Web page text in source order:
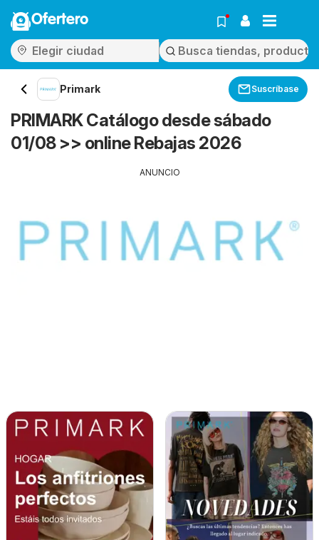
Ofertero
Primark Suscríbase
PRIMARK Catálogo desde sábado
01/08 >> online Rebajas 2026
ANUNCIO